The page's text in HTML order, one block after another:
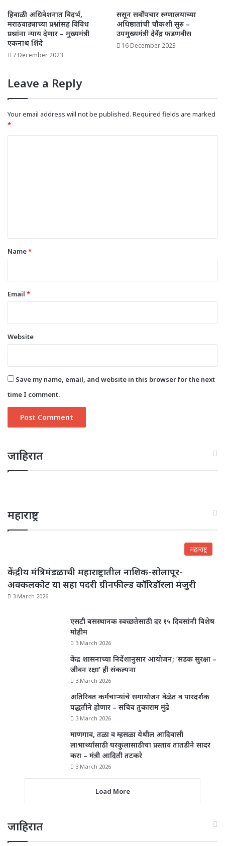
हिवाळी अधिवेशनात विदर्भ,
मराठवाड्याच्या प्रश्नांसह विविध
प्रश्नांना न्याय देणार – मुख्यमंत्री
एकनाथ शिंदे
7 December 2023
ससून सर्वोपचार रुग्णालयाच्या
अधिष्ठातांची चौकशी सुरु –
उपमुख्यमंत्री देवेंद्र फडणवीस
16 December 2023
Leave a Reply
Your email address will not be published. Required fields are marked
*
*Name*
Email *
Website
Save my name, email, and website in this browser for the next
time I comment.
जाहिरात
महाराष्ट्र
महाराष्ट्र
केंद्रीय मंत्रिमंडळाची महाराष्ट्रातील नाशिक-सोलापूर-
अक्कलकोट या सहा पदरी ग्रीनफील्ड कॉरिडॉरला मंजुरी
3 March 2026
एसटी बसस्थानक स्वच्छतेसाठी दर १५ दिवसांनी विशेष
मोहीम
3 March 2026
केंद्र शासनाच्या निर्देशानुसार आयोजन; ‘सडक सुरक्षा –
जीवन रक्षा’ ही संकल्पना
3 March 2026
अतिरिक्त कर्मचाऱ्यांचे समायोजन वेळेत व पारदर्शक
पद्धतीने होणार – सचिव तुकाराम मुंढे
3 March 2026
माणगाव, तळा व म्हसळा येथील आदिवासी
लाभार्थ्यांसाठी घरकुलासाठीचा प्रस्ताव तातडीने सादर
करा – मंत्री आदिती तटकरे
3 March 2026
Load More
जाहिरात